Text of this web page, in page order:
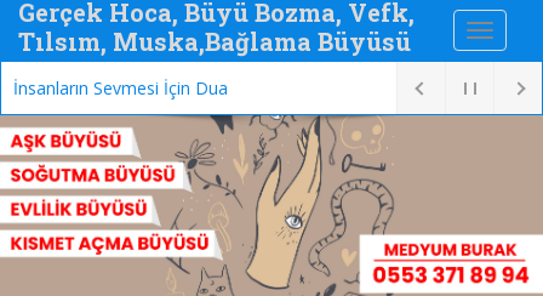
Gerçek Hoca, Büyü Bozma, Vefk,
Tılsım, Muska,Bağlama Büyüsü
İnsanların Sevmesi İçin Dua